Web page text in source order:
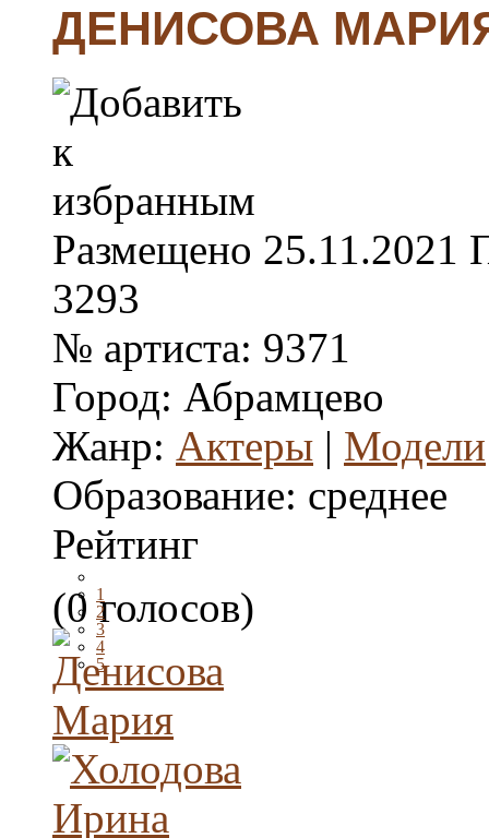
ДЕНИСОВА
Размещено 25.11.2021
3293
№ артиста: 9371
Город: Абрамцево
Жанр: Актеры | Модели
Образование: среднее
Рейтинг
1
2
3
4
5
(0 голосов)